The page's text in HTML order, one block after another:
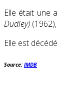
Elle était une
Dudley) (1962),
Elle est
Source: IMDB